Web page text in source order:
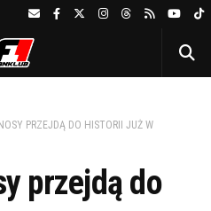
PRZEJDĄ DO HISTORII JUŻ W
przejdą do